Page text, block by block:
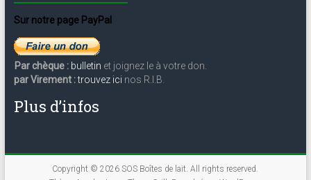
Sur notre page PayPal
Par chèque : bulletin et joignez le à votre don.
par Virement :trouvez ici nos R.I.B.
Plus d’infos
Copyright © 2026SOS Boîtes de lait. All rights reserved.